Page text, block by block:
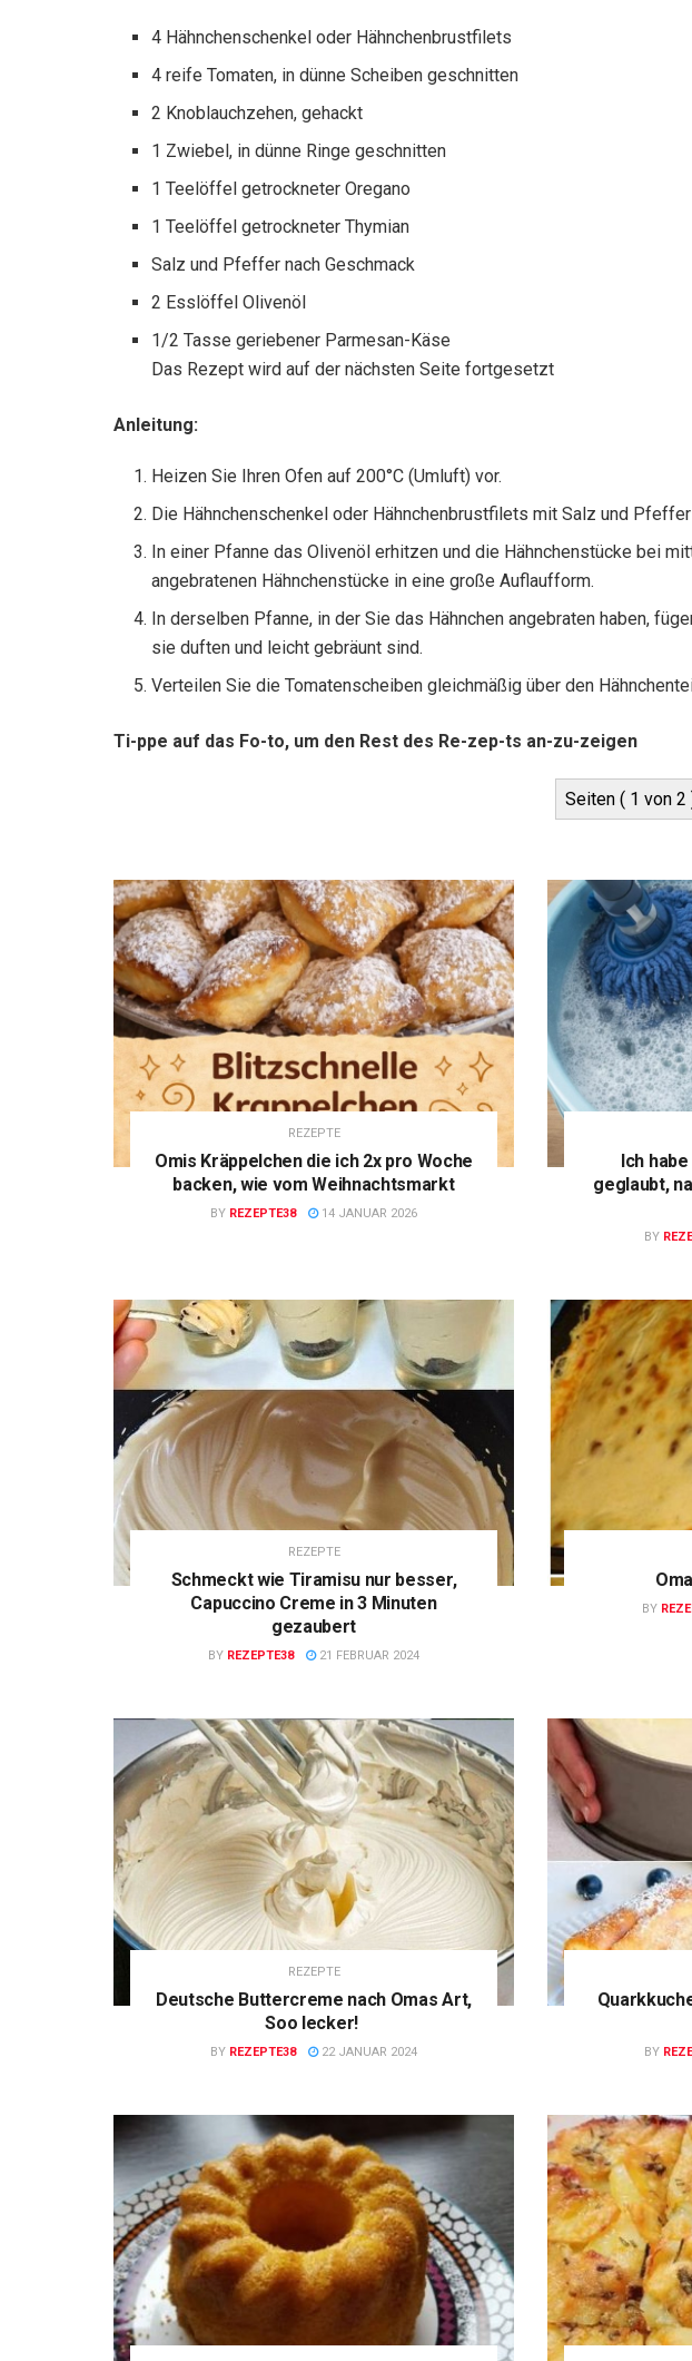
4 Hähnchenschenkel oder Hähnchenbrustfilets
4 reife Tomaten, in dünne Scheiben geschnitten
2 Knoblauchzehen, gehackt
1 Zwiebel, in dünne Ringe geschnitten
1 Teelöffel getrockneter Oregano
1 Teelöffel getrockneter Thymian
Salz und Pfeffer nach Geschmack
2 Esslöffel Olivenöl
1/2 Tasse geriebener Parmesan-Käse
Das Rezept wird auf der nächsten Seite fortgesetzt
Anleitung:
Heizen Sie Ihren Ofen auf 200°C (Umluft) vor.
Die Hähnchenschenkel oder Hähnchenbrustfilets mit Salz und
In einer Pfanne das Olivenöl erhitzen und die Hähnchenstücke bei
angebratenen Hähnchenstücke in eine große Auflaufform.
In derselben Pfanne, in der Sie das Hähnchen angebraten haben,
sie duften und leicht gebräunt sind.
Verteilen Sie die Tomatenscheiben gleichmäßig über den
Ti-ppe auf das Fo-to, um den Rest des Re-zep-ts an-zu-zeigen
Seiten ( 1 von 2
REZEPTE
Omis Kräppelchen die ich 2x pro Woche
backen, wie vom Weihnachtsmarkt
BY REZEPTE38 14 JANUAR 2026
Ich
geglaubt,
BY
REZEPTE
Schmeckt wie Tiramisu nur besser,
Capuccino Creme in 3 Minuten
gezaubert
BY REZEPTE38 21 FEBRUAR 2024
BY
REZEPTE
Deutsche Buttercreme nach Omas Art,
Soo lecker!
BY REZEPTE38 22 JANUAR 2024 BY